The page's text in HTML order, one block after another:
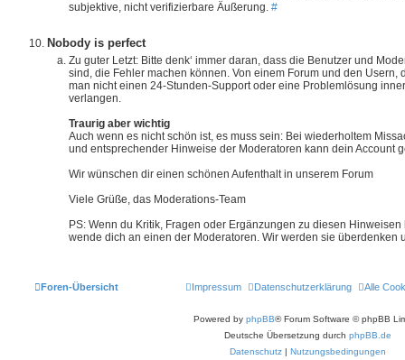
subjektive, nicht verifizierbare Äußerung. #
Nobody is perfect
Zu guter Letzt: Bitte denk‘ immer daran, dass die Benutzer und
sind, die Fehler machen können. Von einem Forum und den Usern,
man nicht einen 24-Stunden-Support oder eine Problemlösung
verlangen.
Traurig aber wichtig
Auch wenn es nicht schön ist, es muss sein: Bei wiederholtem
und entsprechender Hinweise der Moderatoren kann dein Account
Wir wünschen dir einen schönen Aufenthalt in unserem Forum
Viele Grüße, das Moderations-Team
PS: Wenn du Kritik, Fragen oder Ergänzungen zu diesen
wende dich an einen der Moderatoren. Wir werden sie
Foren-Übersicht Alle
Datenschutzerklärung
Impressum
Powered by phpBB® Forum Software © phpBB
Deutsche Übersetzung durch phpBB.de
Datenschutz | Nutzungsbedingungen